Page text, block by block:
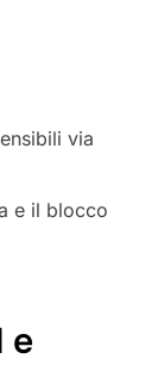
via
e il blocco
e